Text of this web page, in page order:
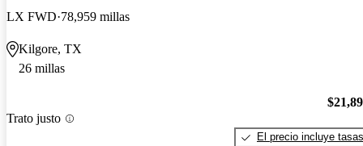
LX FWD 78,959 millas
Kilgore, TX
26 millas
Trato justo
El precio incluye tasas